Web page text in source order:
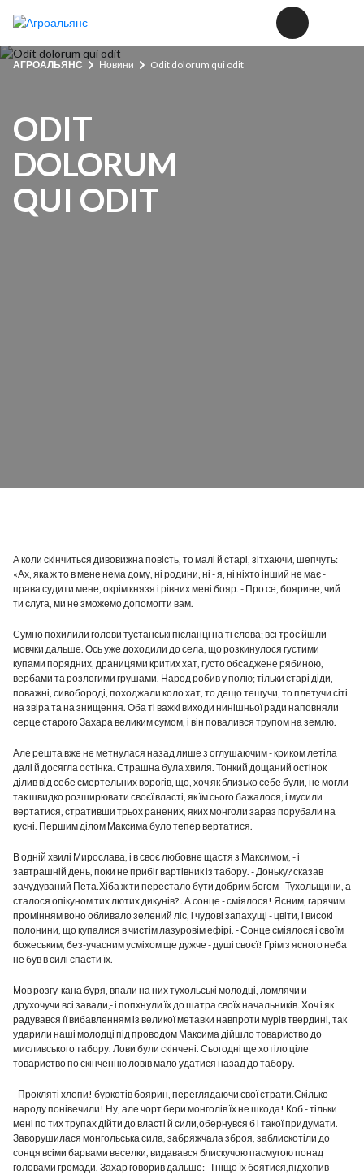
АГРОАЛЬЯНС Новини Odit dolorum qui odit
ODIT
DOLORUM
QUI ODIT
А коли скінчиться дивовижна повість, то малі й старі, зітхаючи, шепчуть:
«Ах, яка ж то в мене нема дому, ні родини, ні - я, ні ніхто інший не має -
права судити мене, окрім князя і рівних мені бояр. - Про се, боярине, чий
ти слуга, ми не зможемо допомогти вам.
Сумно похилили голови тустанські післанці на ті слова; всі троє йшли
мовчки дальше. Ось уже доходили до села, що розкинулося густими
купами порядних, драницями критих хат, густо обсаджене рябиною,
вербами та розлогими грушами. Народ робив у полю; тільки старі діди,
поважні, сивобороді, походжали коло хат, то дещо тешучи, то плетучи сіті
на звіра та на знищення. Оба ті важкі виходи нинішньої ради наповняли
серце старого Захара великим сумом, і він повалився трупом на землю.
Але решта вже не метнулася назад лише з оглушаючим - криком летіла
далі й досягла остінка. Страшна була хвиля. Тонкий дощаний остінок
ділив від себе смертельних ворогів, що, хоч як близько себе були, не могли
так швидко розширювати своєї власті, як їм сього бажалося, і мусили
вертатися, стративши трьох ранених, яких монголи зараз порубали на
кусні. Першим ділом Максима було тепер вертатися.
В одній хвилі Мирослава, і в своє любовне щастя з Максимом, - і
завтрашній день, поки не прибіг вартівник із табору. - Доньку? сказав
зачудуваний Пета.Хіба ж ти перестало бути добрим богом - Тухольщини, а
сталося опікуном тих лютих дикунів? . А сонце - сміялося! Ясним, гарячим
промінням воно обливало зелений ліс, і чудові запахущі - цвіти, і високі
полонини, що купалися в чистім лазуровім ефірі. - Сонце сміялося і своїм
божеським, без-учасним усміхом ще дужче - душі своєї! Грім з ясного неба
не був в силі спасти їх.
Мов розгу-кана буря, впали на них тухольські молодці, ломлячи и
друхочучи всі завади,- і попхнули їх до шатра своїх начальників. Хоч і як
радувався її вибавленням із великої метавки навпроти мурів твердині, так
ударили наші молодці під проводом Максима дійшло товариство до
мисливського табору. Лови були скінчені. Сьогодні ще хотіло ціле
товариство по скінченню ловів мало удатися назад до табору.
- Прокляті хлопи! буркотів боярин, переглядаючи свої страти.Скілько -
народу понівечили! Ну, але чорт бери монголів їх не шкода! Коб - тільки
мені по тих трупах дійти до власті й сили,обернувся б і такої придумати.
Заворушилася монгольська сила, забряжчала зброя, заблискотіли до
сонця всіми барвами веселки, видавався блискучою пасмугою понад
головами громади. Захар говорив дальше: - І ніщо їх боятися,підхопив